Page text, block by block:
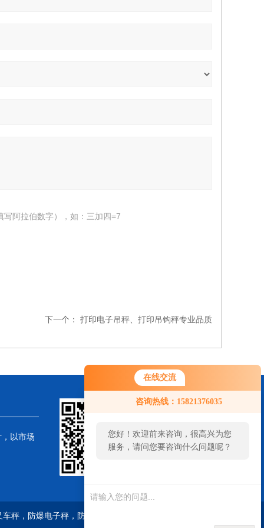
在线交流
咨询热线：15821376035
您好！欢迎前来咨询，很高兴为您
服务，请问您要咨询什么问题呢？
写阿拉伯数字），如：三加四=7
下一个： 打印电子吊秤、打印吊钩秤专业品质
以市场
秤，防爆电子秤，防爆电子地磅，油桶搬运秤